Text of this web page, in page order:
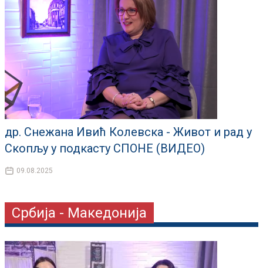
др. Снежана Ивић Колевска - Живот и рад у
Скопљу у подкасту СПОНЕ (ВИДЕО)
09.08.2025
Србија - Македонија